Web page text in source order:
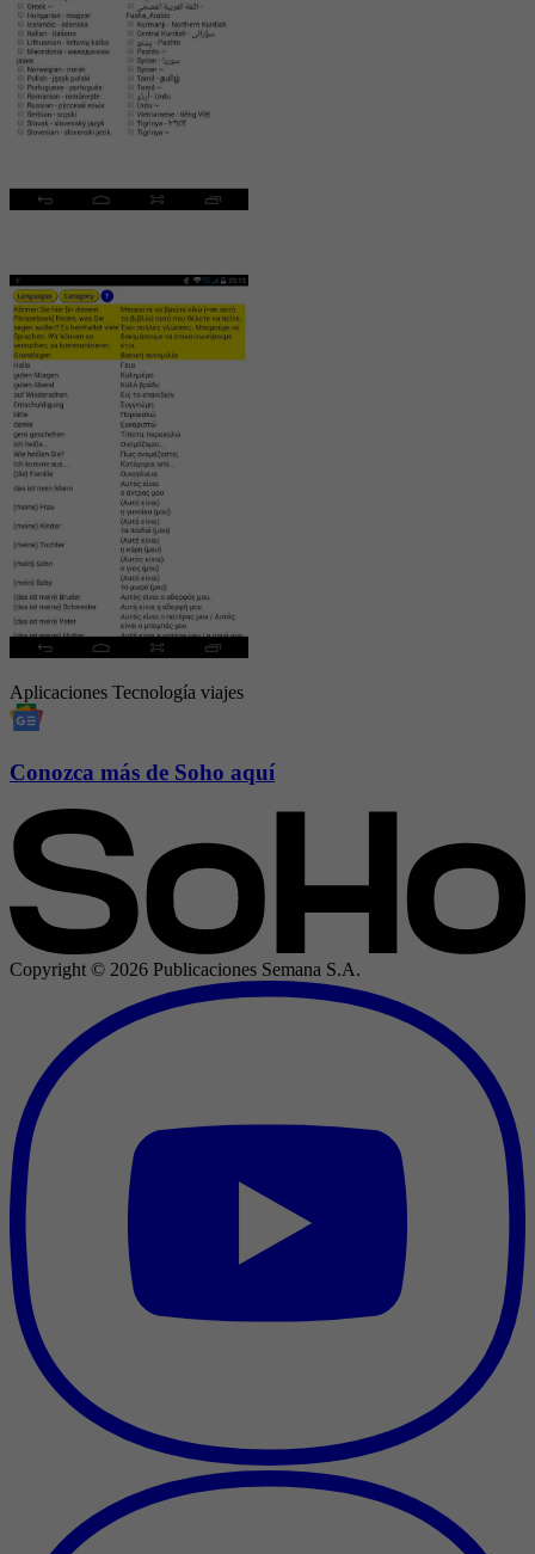
Aplicaciones Tecnología viajes
Conozca más de Soho aquí
Copyright © 2026 Publicaciones Semana S.A.